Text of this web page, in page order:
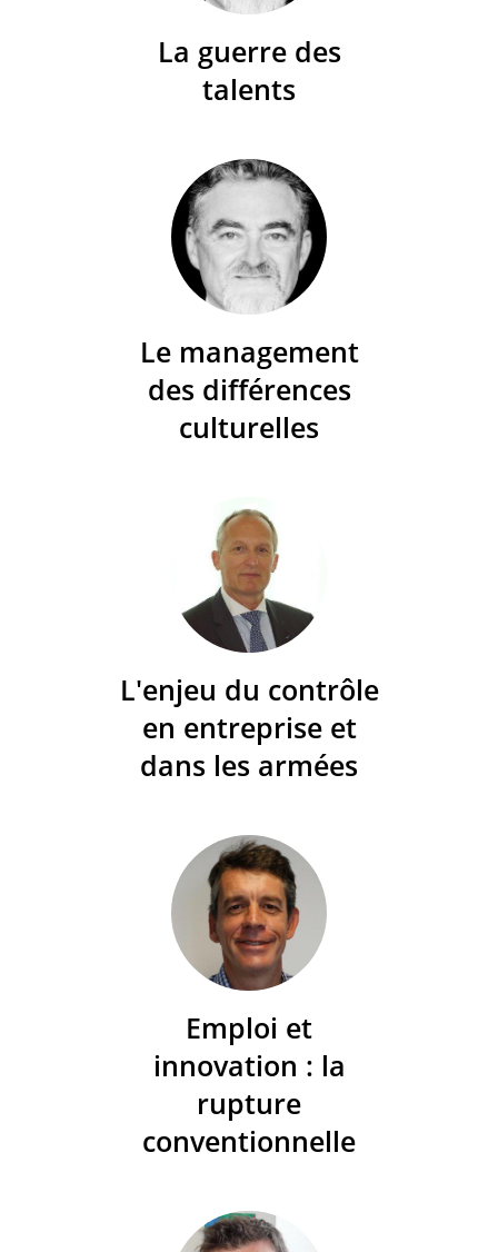
La guerre des
talents
Le management
des différences
culturelles
L'enjeu du contrôle
en entreprise et
dans les armées
Emploi et
innovation : la
rupture
conventionnelle